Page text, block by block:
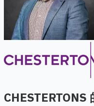
CHESTERTONS